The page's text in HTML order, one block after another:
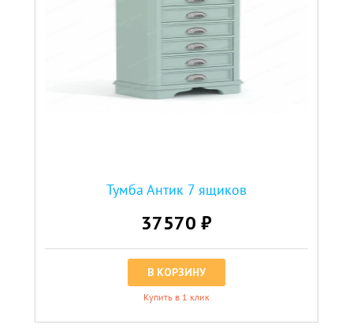
Тумба Антик 7 ящиков
37570 ₽
В КОРЗИНУ
Купить в 1 клик